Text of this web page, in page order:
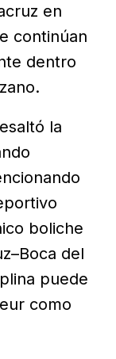
en
continúan
dentro
la
boliche
del
puede
como